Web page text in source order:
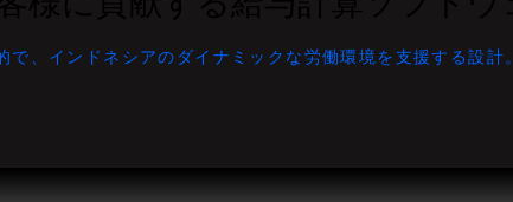
、インドネシアのダイナミックな労働環境を支援する設計。